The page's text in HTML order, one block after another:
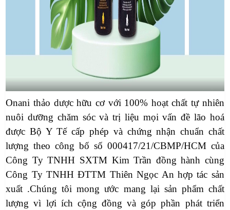
Onani thảo dược hữu cơ với 100% hoạt chất tự nhiên
nuôi dưỡng chăm sóc và trị liệu mọi vấn đề lão hoá
được Bộ Y Tế cấp phép và chứng nhận chuẩn chất
lượng theo công bố số 000417/21/CBMP/HCM của
Công Ty TNHH SXTM Kim Trần đồng hành cùng
Công Ty TNHH ĐTTM Thiên Ngọc An hợp tác sản
xuất .Chúng tôi mong ước mang lại sản phẩm chất
lượng vì lợi ích cộng đồng và góp phần phát triển